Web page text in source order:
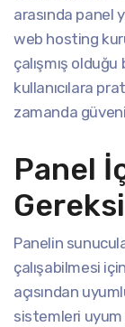
arasında
web hosting
çalışmış
kullanıcılara
zamanda
Panel
Panelin
çalışabilmesi
açısından
sistemleri uyum